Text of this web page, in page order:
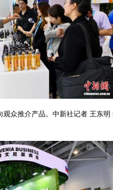
观众推介产品。中新社记者 王东明